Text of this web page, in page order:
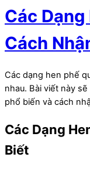
Các Dạng
Cách
Các dạng hen phế
nhau. Bài viết này
phổ biến và cách
Các Dạng
Biết